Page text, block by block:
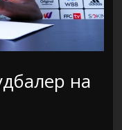
на